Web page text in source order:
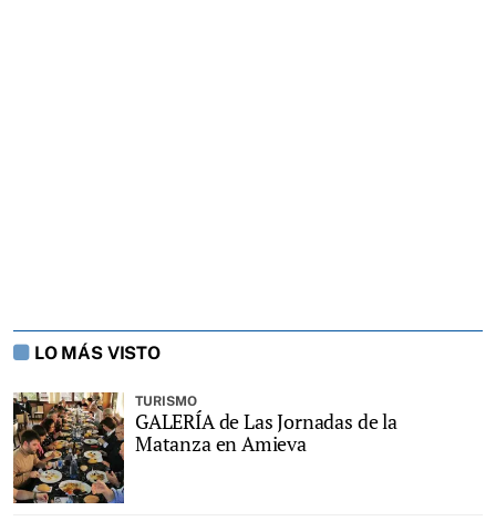
LO MÁS VISTO
TURISMO
GALERÍA de Las Jornadas de la
Matanza en Amieva